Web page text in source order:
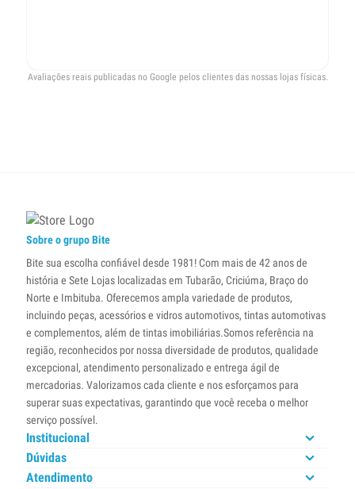
Avaliações reais publicadas no Google pelos clientes das nossas lojas físicas.
Sobre o grupo Bite
Bite sua escolha confiável desde 1981! Com mais de 42 anos de
história e Sete Lojas localizadas em Tubarão, Criciúma, Braço do
Norte e Imbituba. Oferecemos ampla variedade de produtos,
incluindo peças, acessórios e vidros automotivos, tintas automotivas
e complementos, além de tintas imobiliárias.Somos referência na
região, reconhecidos por nossa diversidade de produtos, qualidade
excepcional, atendimento personalizado e entrega ágil de
mercadorias. Valorizamos cada cliente e nos esforçamos para
superar suas expectativas, garantindo que você receba o melhor
serviço possível.
Institucional
Dúvidas
Atendimento